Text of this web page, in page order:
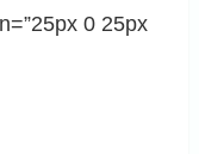
0 25px